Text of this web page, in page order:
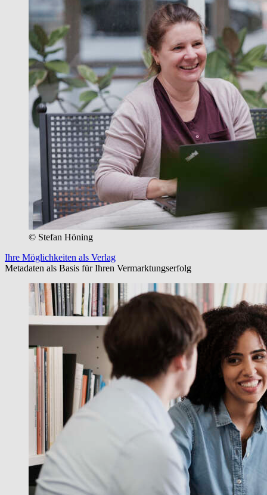
© Stefan Höning
Ihre Möglichkeiten als Verlag
Metadaten als Basis für Ihren Vermarktungserfolg